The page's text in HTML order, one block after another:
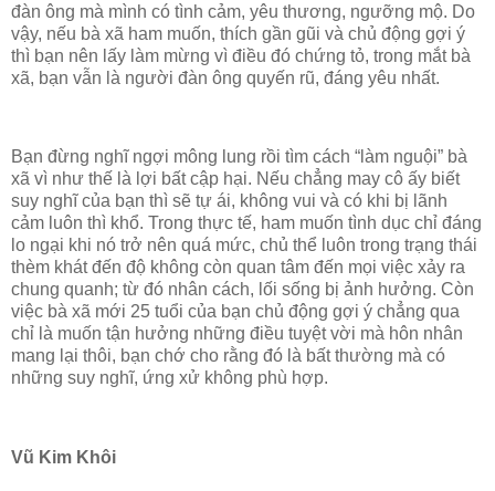
đàn ông mà mình có tình cảm, yêu thương, ngưỡng mộ. Do
vậy, nếu bà xã ham muốn, thích gần gũi và chủ động gợi ý
thì bạn nên lấy làm mừng vì điều đó chứng tỏ, trong mắt bà
xã, bạn vẫn là người đàn ông quyến rũ, đáng yêu nhất.
Bạn đừng nghĩ ngợi mông lung rồi tìm cách “làm nguội” bà
xã vì như thế là lợi bất cập hại. Nếu chẳng may cô ấy biết
suy nghĩ của bạn thì sẽ tự ái, không vui và có khi bị lãnh
cảm luôn thì khổ. Trong thực tế, ham muốn tình dục chỉ đáng
lo ngại khi nó trở nên quá mức, chủ thể luôn trong trạng thái
thèm khát đến độ không còn quan tâm đến mọi việc xảy ra
chung quanh; từ đó nhân cách, lối sống bị ảnh hưởng. Còn
việc bà xã mới 25 tuổi của bạn chủ động gợi ý chẳng qua
chỉ là muốn tận hưởng những điều tuyệt vời mà hôn nhân
mang lại thôi, bạn chớ cho rằng đó là bất thường mà có
những suy nghĩ, ứng xử không phù hợp.
Vũ Kim Khôi